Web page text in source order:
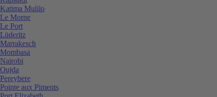
Katima Mulilo
Le Morne
Le Port
Lüderitz
Marrakesch
Mombasa
Nairobi
Oujda
Pereybere
Pointe aux Piments